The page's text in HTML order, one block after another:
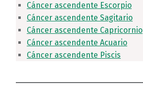
Cáncer ascendente Escorpio
Cáncer ascendente Sagitario
Cáncer ascendente Capricornio
Cáncer ascendente Acuario
Cáncer ascendente Piscis